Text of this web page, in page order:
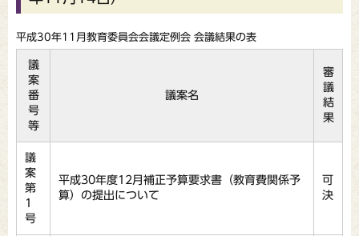
平成30年11月教育委員会会議定例会 会議結果の表
議
案
番
号
等
議案名
審
議
結
果
議
案
第
1
号
平成30年度12月補正予算要求書（教育費関係予
算）の提出について
可
決